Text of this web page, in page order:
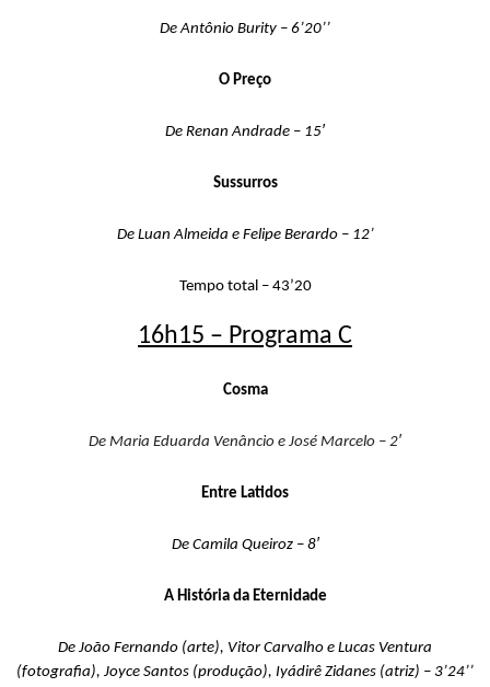
De Antônio Burity – 6’20’’
O Preço
De Renan Andrade – 15′
Sussurros
De Luan Almeida e Felipe Berardo – 12’
Tempo total – 43’20
16h15 – Programa C
Cosma
De Maria Eduarda Venâncio e José Marcelo – 2′
Entre Latidos
De Camila Queiroz – 8′
A História da Eternidade
De João Fernando (arte), Vitor Carvalho e Lucas Ventura
(fotografia), Joyce Santos (produção), Iyádirê Zidanes (atriz) – 3’24’’